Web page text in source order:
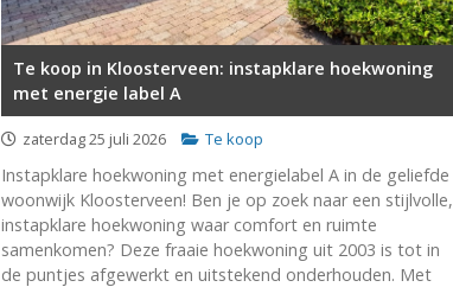
Te koop in Kloosterveen: instapklare hoekwoning
met energie label A
zaterdag 25 juli 2026 Te koop
Instapklare hoekwoning met energielabel A in de geliefde
woonwijk Kloosterveen! Ben je op zoek naar een stijlvolle,
instapklare hoekwoning waar comfort en ruimte
samenkomen? Deze fraaie hoekwoning uit 2003 is tot in
de puntjes afgewerkt en uitstekend onderhouden. Met